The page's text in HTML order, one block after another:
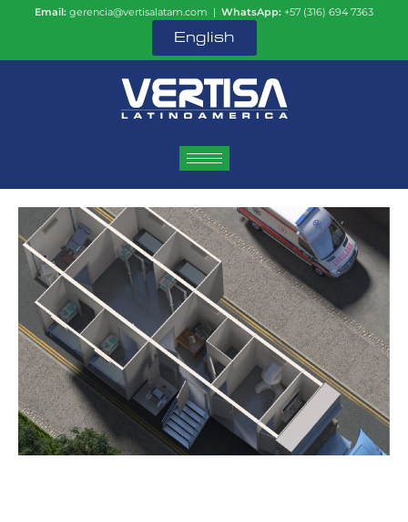
Email: gerencia@vertisalatam.com | WhatsApp: +57 (316) 694 7363
English